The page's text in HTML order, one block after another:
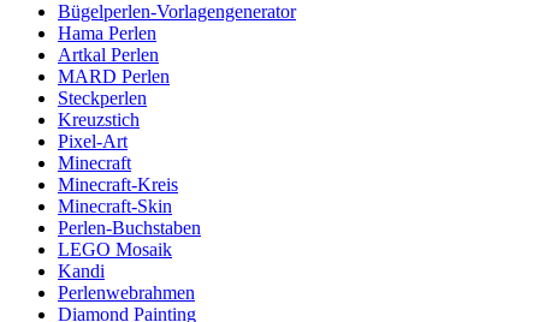
Bügelperlen-Vorlagengenerator
Hama Perlen
Artkal Perlen
MARD Perlen
Steckperlen
Kreuzstich
Pixel-Art
Minecraft
Minecraft-Kreis
Minecraft-Skin
Perlen-Buchstaben
LEGO Mosaik
Kandi
Perlenwebrahmen
Diamond Painting